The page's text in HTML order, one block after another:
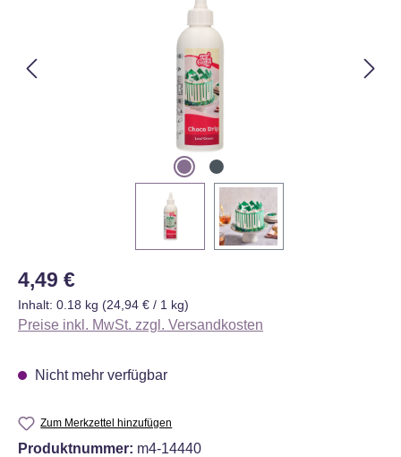
Regulärer Preis:
4,49 €
Inhalt: 0.18 kg (24,94 € / 1 kg)
Preise inkl. MwSt. zzgl. Versandkosten
Nicht mehr verfügbar
Zum Merkzettel hinzufügen
Produktnummer: m4-14440